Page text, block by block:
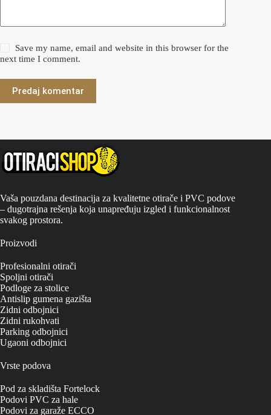
Save my name, email and website in this browser for the
next time I comment.
Predaj komentar
Vaša pouzdana destinacija za kvalitetne otirače i PVC podove
– dugotrajna rešenja koja unapređuju izgled i funkcionalnost
svakog prostora.
Proizvodi
Profesionalni otirači
Spoljni otirači
Podloge za stolice
Antislip gumena gazišta
Zidni odbojnici
Zidni rukohvati
Parking odbojnici
Ugaoni odbojnici
Vrste podova
Pod za skladišta Fortelock
Podovi PVC za hale
Podovi za garaže ECCO